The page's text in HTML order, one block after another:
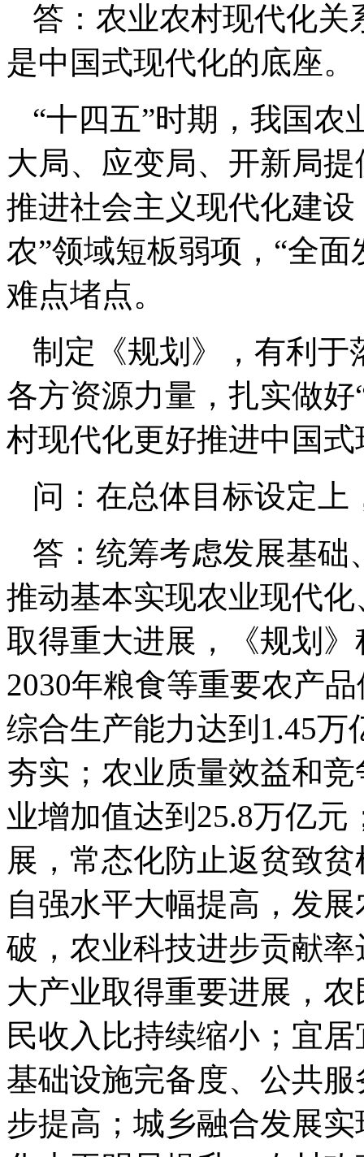
答：农业农村现代化关
是中国式现代化的底座。
“十四五”时期，我国
大局、应变局、开新局
推进社会主义现代化建
农”领域短板弱项，“全
难点堵点。
制定《规划》，有利于
各方资源力量，扎实做
村现代化更好推进中国
问：在总体目标设定
答：统筹考虑发展基础
推动基本实现农业现代
取得重大进展，《规划
2030年粮食等重要农产
综合生产能力达到1.45
夯实；农业质量效益和
业增加值达到25.8万亿
展，常态化防止返贫致
自强水平大幅提高，发
破，农业科技进步贡献
大产业取得重要进展，
民收入比持续缩小；宜
基础设施完备度、公共
步提高；城乡融合发展